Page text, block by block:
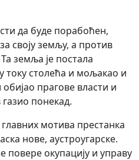
да буде порабоћен,
своју земљу, а против
земља је постала
току столећа и мољакао и
прагове власти и
газио понекад.
мотива престанка
нове, аустроугарске.
повере окупацију и управу